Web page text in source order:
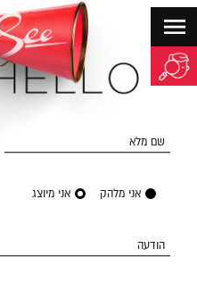
שם מלא
אני מלהק אני מיוצג
הודעה